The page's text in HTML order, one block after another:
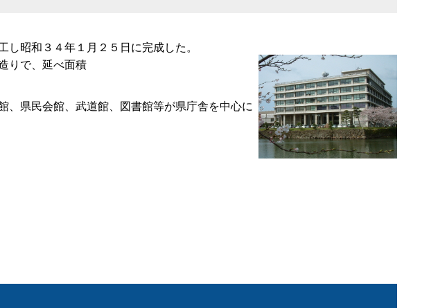
昭和３４年１月２５日に完成した。
りで、延べ面積
、県民会館、武道館、図書館等が県庁舎を中心に